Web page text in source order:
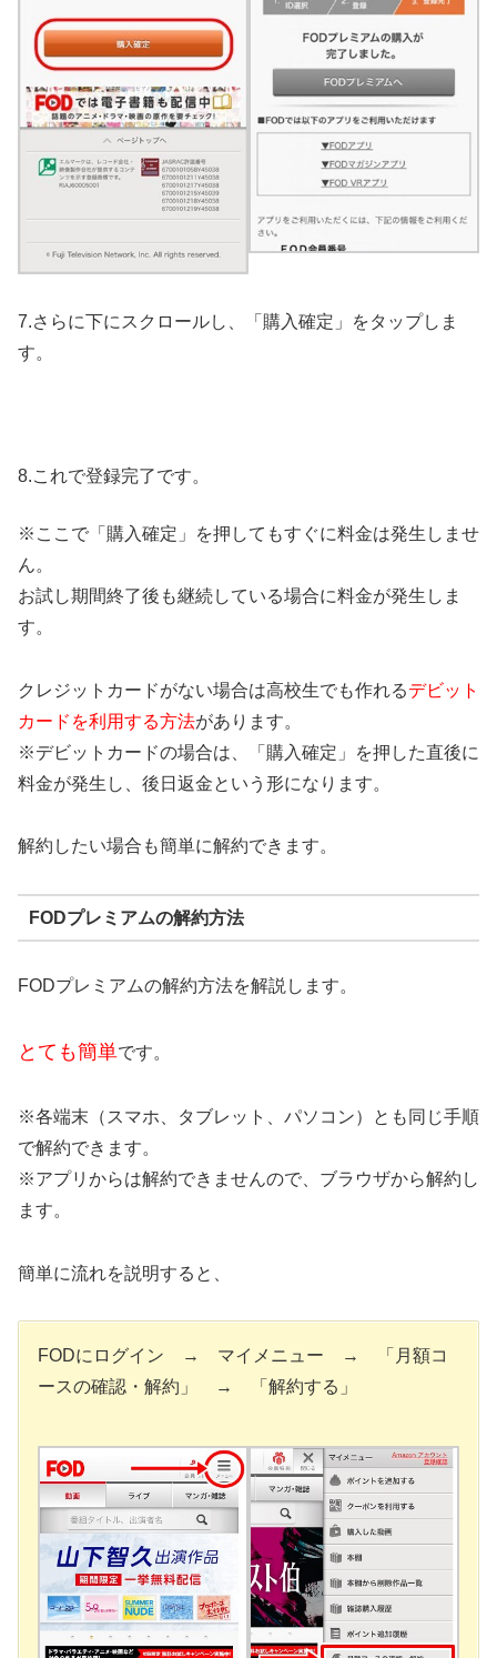
7.さらに下にスクロールし、「購入確定」をタップしま
す。
8.これで登録完了です。
※ここで「購入確定」を押してもすぐに料金は発生しませ
ん。
お試し期間終了後も継続している場合に料金が発生しま
す。
クレジットカードがない場合は高校生でも作れるデビット
カードを利用する方法があります。
※デビットカードの場合は、「購入確定」を押した直後に
料金が発生し、後日返金という形になります。
解約したい場合も簡単に解約できます。
FODプレミアムの解約方法
FODプレミアムの解約方法を解説します。
とても簡単です。
※各端末（スマホ、タブレット、パソコン）とも同じ手順
で解約できます。
※アプリからは解約できませんので、ブラウザから解約し
ます。
簡単に流れを説明すると、
FODにログイン → マイメニュー → 「月額コ
ースの確認・解約」 → 「解約する」